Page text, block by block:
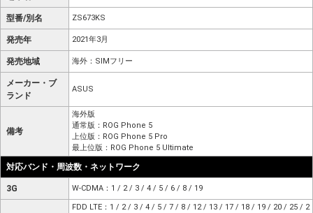
型番/別名 ZS673KS
発売年 2021年3月
発売地域 海外：SIMフリー
メーカー・ブ
ランド
ASUS
備考
海外版
通常版：ROG Phone 5
上位版：ROG Phone 5 Pro
最上位版：ROG Phone 5 Ultimate
対応バンド・周波数・ネットワーク
3G W-CDMA：1 / 2 / 3 / 4 / 5 / 6 / 8 / 19
FDD LTE：1 / 2 / 3 / 4 / 5 / 7 / 8 / 12 / 13 / 17 / 18 / 19 / 20 / 25 / 2